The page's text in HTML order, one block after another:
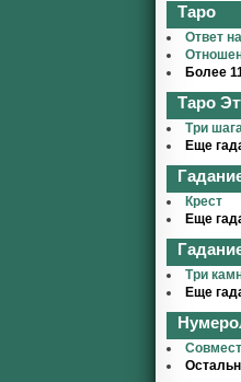
Таро
Ответ
Более
Таро
Три
Еще
Крест
Еще
Три
Еще